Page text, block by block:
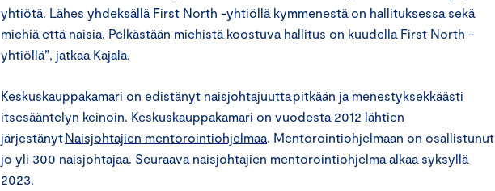
yhtiötä. Lähes yhdeksällä First North -yhtiöllä kymmenestä on hallituksessa sekä
miehiä että naisia. Pelkästään miehistä koostuva hallitus on kuudella First North -
yhtiöllä”, jatkaa Kajala.
Keskuskauppakamari on edistänyt naisjohtajuutta pitkään ja menestyksekkäästi
itsesääntelyn keinoin. Keskuskauppakamari on vuodesta 2012 lähtien
järjestänytNaisjohtajien mentorointiohjelmaa . Mentorointiohjelmaan on osallistunut
jo yli 300 naisjohtajaa. Seuraava naisjohtajien mentorointiohjelma alkaa syksyllä
2023.